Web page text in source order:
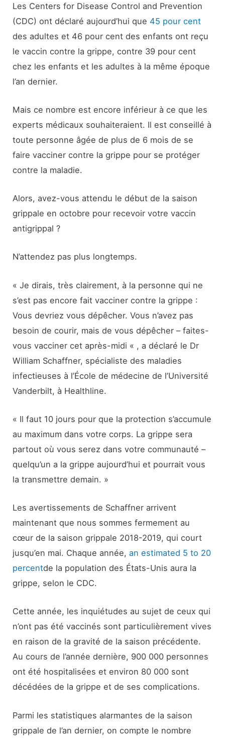
Les Centers for Disease Control and Prevention
(CDC) ont déclaré aujourd’hui que 45 pour cent
des adultes et 46 pour cent des enfants ont reçu
le vaccin contre la grippe, contre 39 pour cent
chez les enfants et les adultes à la même époque
l’an dernier.
Mais ce nombre est encore inférieur à ce que les
experts médicaux souhaiteraient. Il est conseillé à
toute personne âgée de plus de 6 mois de se
faire vacciner contre la grippe pour se protéger
contre la maladie.
Alors, avez-vous attendu le début de la saison
grippale en octobre pour recevoir votre vaccin
antigrippal ?
N’attendez pas plus longtemps.
« Je dirais, très clairement, à la personne qui ne
s’est pas encore fait vacciner contre la grippe :
Vous devriez vous dépêcher. Vous n’avez pas
besoin de courir, mais de vous dépêcher – faites-
vous vacciner cet après-midi « , a déclaré le Dr
William Schaffner, spécialiste des maladies
infectieuses à l’École de médecine de l’Université
Vanderbilt, à Healthline.
« Il faut 10 jours pour que la protection s’accumule
au maximum dans votre corps. La grippe sera
partout où vous serez dans votre communauté –
quelqu’un a la grippe aujourd’hui et pourrait vous
la transmettre demain. »
Les avertissements de Schaffner arrivent
maintenant que nous sommes fermement au
cœur de la saison grippale 2018-2019, qui court
jusqu’en mai. Chaque année,an estimated 5 to 20
percentde la population des États-Unis aura la
grippe, selon le CDC.
Cette année, les inquiétudes au sujet de ceux qui
n’ont pas été vaccinés sont particulièrement vives
en raison de la gravité de la saison précédente.
Au cours de l’année dernière, 900 000 personnes
ont été hospitalisées et environ 80 000 sont
décédées de la grippe et de ses complications.
Parmi les statistiques alarmantes de la saison
grippale de l’an dernier, on compte le nombre